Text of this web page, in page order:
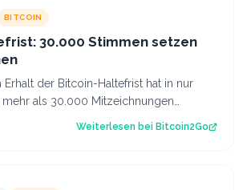
BITCOIN
30.000 Stimmen setzen
Erhalt der Bitcoin-Haltefrist hat in nur
als 30.000 Mitzeichnungen
Weiterlesen bei Bitcoin2Go